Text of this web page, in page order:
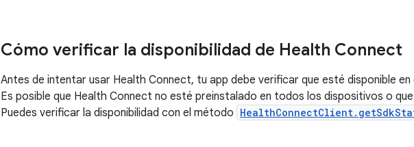
Cómo verificar la disponibilidad de Health Connect
Antes de intentar usar Health Connect, tu app debe verificar que esté disponible en
Es posible que Health Connect no esté preinstalado en todos los dispositivos o
Puedes verificar la disponibilidad con el método